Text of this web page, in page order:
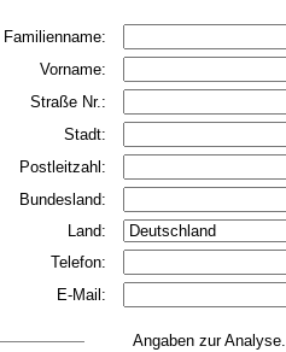
Familienname:
Vorname:
Straße Nr.:
Stadt:
Postleitzahl:
Bundesland:
Land:
Telefon:
E-Mail:
Angaben zur Analyse.